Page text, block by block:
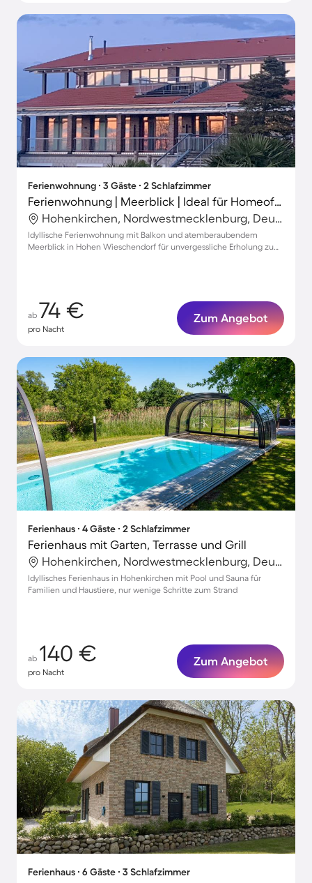
Ferienwohnung ∙ 3 Gäste ∙ 2 Schlafzimmer
Ferienwohnung | Meerblick | Ideal für Homeoffice
Hohenkirchen, Nordwestmecklenburg, Deutschland
Idyllische Ferienwohnung mit Balkon und atemberaubendem
Meerblick in Hohen Wieschendorf für unvergessliche Erholung zu
ab 74 €
pro Nacht
Zum Angebot
Ferienhaus ∙ 4 Gäste ∙ 2 Schlafzimmer
Ferienhaus mit Garten, Terrasse und Grill
Hohenkirchen, Nordwestmecklenburg, Deutschland
Idyllisches Ferienhaus in Hohenkirchen mit Pool und Sauna für
Familien und Haustiere, nur wenige Schritte zum Strand
ab 140 €
pro Nacht
Zum Angebot
Ferienhaus ∙ 6 Gäste ∙ 3 Schlafzimmer